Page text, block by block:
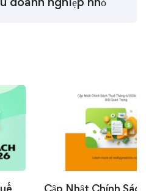
Cập Nhật Chính